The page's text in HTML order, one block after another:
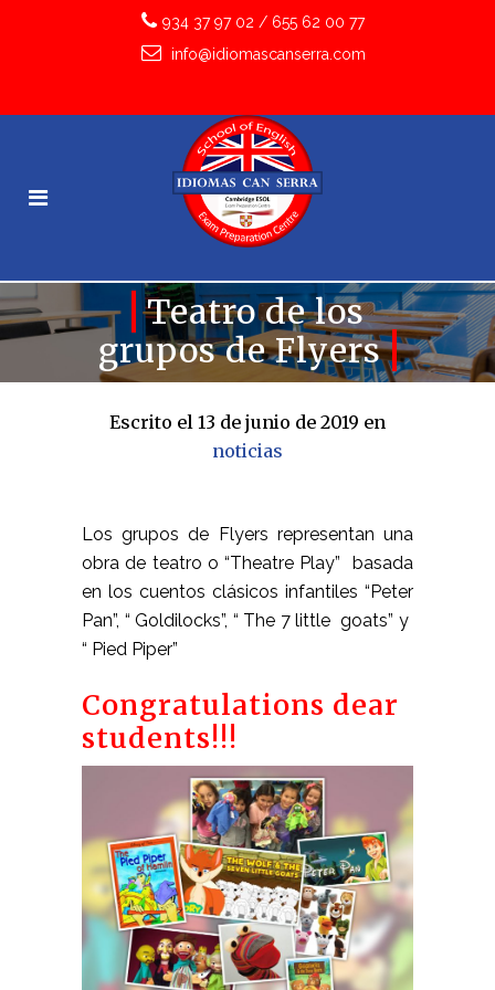
934 37 97 02 / 655 62 00 77
info@idiomascanserra.com
Teatro de los
grupos de Flyers
Escrito el 13 de junio de 2019 en
noticias
Los grupos de Flyers representan una
obra de teatro o “Theatre Play” basada
en los cuentos clásicos infantiles “Peter
Pan”, “ Goldilocks”, “ The 7 little goats” y
“ Pied Piper”
Congratulations dear
students!!!